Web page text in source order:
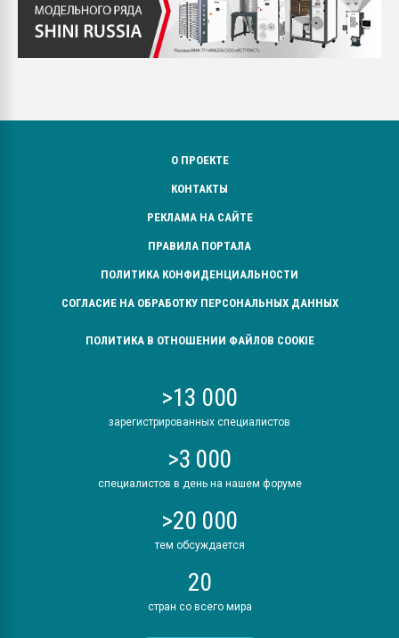
О ПРОЕКТЕ
КОНТАКТЫ
РЕКЛАМА НА САЙТЕ
ПРАВИЛА ПОРТАЛА
ПОЛИТИКА КОНФИДЕНЦИАЛЬНОСТИ
СОГЛАСИЕ НА ОБРАБОТКУ ПЕРСОНАЛЬНЫХ ДАННЫХ
ПОЛИТИКА В ОТНОШЕНИИ ФАЙЛОВ COOKIE
>13 000
зарегистрированных специалистов
>3 000
специалистов в день на нашем форуме
>20 000
тем обсуждается
20
стран со всего мира